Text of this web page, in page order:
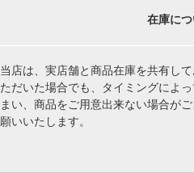
在庫に
当店は、実店舗と商品在庫を共有し
ただいた場合でも、タイミングによ
まい、商品をご用意出来ない場合が
願いいたします。